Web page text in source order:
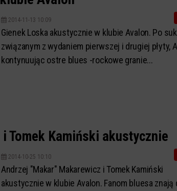
2014-11-13 10:09
Gienek Loska akustycznie w klubie Avalon. Po
związanym z wydaniem pierwszej i drugiej płyty,
kontynuując ostre blues -rockowe granie...
Tomek Kamiński akustycznie
2014-10-25 10:10
Andrzej "Makar" Makarewicz i Tomek Kamiński
akustycznie w klubie Avalon. Fanom bluesa znają